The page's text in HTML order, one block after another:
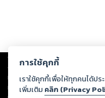
Copyright © 2026
ต่อผลงานหรือเนื้อหาใดที่อัปโหลดผ่า
ทรัพย์สินทางปัญญาของบุคคลอื่นหรื
ทุกท่านโปรดใช้วิจารณญาณในการก
การใช้คุกกี้
เราใช้คุกกี้เพื่อให้ทุกคนได้ป
เพิ่มเติม คลิก (Privacy